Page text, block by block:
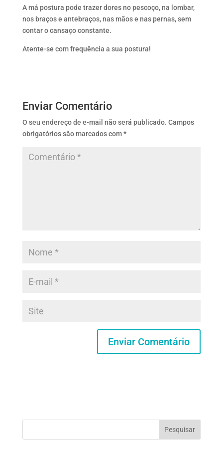
A má postura pode trazer dores no pescoço, na lombar,
nos braços e antebraços, nas mãos e nas pernas, sem
contar o cansaço constante.
Atente-se com frequência a sua postura!
Enviar Comentário
O seu endereço de e-mail não será publicado. Campos
obrigatórios são marcados com*